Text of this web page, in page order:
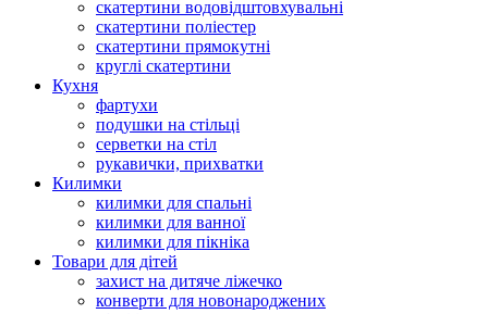
скатертини водовідштовхувальні
скатертини поліестер
скатертини прямокутні
круглі скатертини
Кухня
фартухи
подушки на стільці
серветки на стіл
рукавички, прихватки
Килимки
килимки для спальні
килимки для ванної
килимки для пікніка
Товари для дітей
захист на дитяче ліжечко
конверти для новонароджених